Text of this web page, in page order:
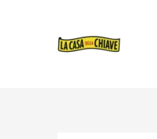
CONTENUTO